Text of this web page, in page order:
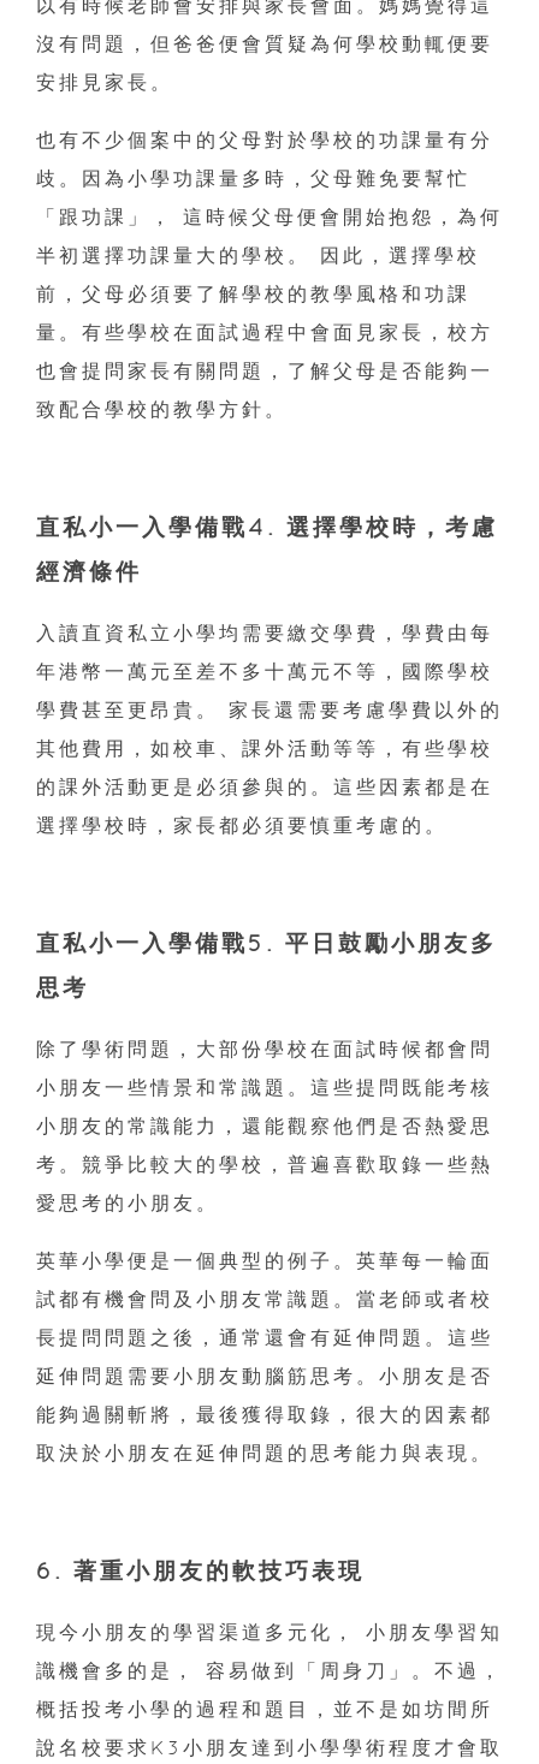
以有時候老師會安排與家長會面。媽媽覺得這
沒有問題，但爸爸便會質疑為何學校動輒便要
安排見家長。
也有不少個案中的父母對於學校的功課量有分
歧。因為小學功課量多時，父母難免要幫忙
「跟功課」， 這時候父母便會開始抱怨，為何
半初選擇功課量大的學校。 因此，選擇學校
前，父母必須要了解學校的教學風格和功課
量。有些學校在面試過程中會面見家長，校方
也會提問家長有關問題，了解父母是否能夠一
致配合學校的教學方針。
直私小一入學備戰4. 選擇學校時，考慮
經濟條件
入讀直資私立小學均需要繳交學費，學費由每
年港幣一萬元至差不多十萬元不等，國際學校
學費甚至更昂貴。 家長還需要考慮學費以外的
其他費用，如校車、課外活動等等，有些學校
的課外活動更是必須參與的。這些因素都是在
選擇學校時，家長都必須要慎重考慮的。
直私小一入學備戰5. 平日鼓勵小朋友多
思考
除了學術問題，大部份學校在面試時候都會問
小朋友一些情景和常識題。這些提問既能考核
小朋友的常識能力，還能觀察他們是否熱愛思
考。競爭比較大的學校，普遍喜歡取錄一些熱
愛思考的小朋友。
英華小學便是一個典型的例子。英華每一輪面
試都有機會問及小朋友常識題。當老師或者校
長提問問題之後，通常還會有延伸問題。這些
延伸問題需要小朋友動腦筋思考。小朋友是否
能夠過關斬將，最後獲得取錄，很大的因素都
取決於小朋友在延伸問題的思考能力與表現。
6. 著重小朋友的軟技巧表現
現今小朋友的學習渠道多元化， 小朋友學習知
識機會多的是， 容易做到「周身刀」。不過，
概括投考小學的過程和題目，並不是如坊間所
說名校要求K3小朋友達到小學學術程度才會取